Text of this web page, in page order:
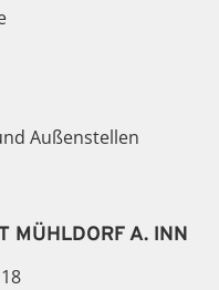
Außenstellen
MÜHLDORF A. INN